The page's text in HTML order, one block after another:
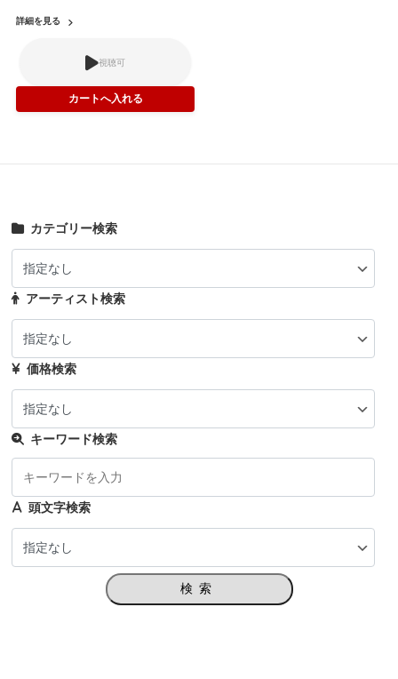
詳細を見る
視聴可
カテゴリー検索
アーティスト検索
価格検索
キーワード検索
頭文字検索
検索